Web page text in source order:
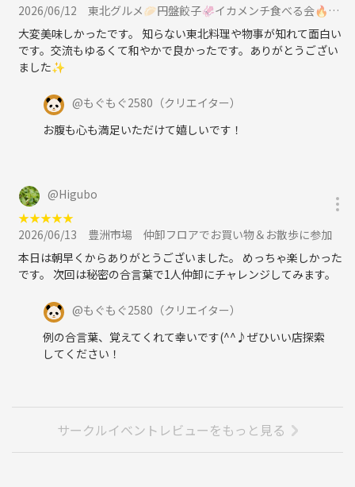
2026/06/12
東北グルメ🥟円盤餃子🦑イカメンチ食べる会🔥日暮里に参加
大変美味しかったです。 知らない東北料理や物事が知れて面白い
です。交流もゆるくて和やかで良かったです。ありがとうござい
ました✨
@もぐもぐ2580 （クリエイター）
お腹も心も満足いただけて嬉しいです！
@Higubo
★★★★★
2026/06/13
豊洲市場 仲卸フロアでお買い物＆お散歩に参加
本日は朝早くからありがとうございました。 めっちゃ楽しかった
です。 次回は秘密の合言葉で1人仲卸にチャレンジしてみます。
@もぐもぐ2580 （クリエイター）
例の合言葉、覚えてくれて幸いです(^^♪ぜひいい店探索
してください！
サークルイベントレビューをもっと見る